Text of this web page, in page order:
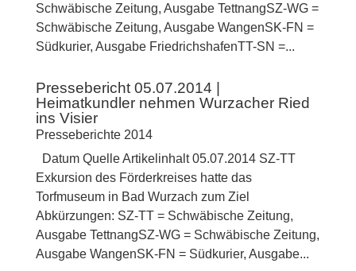
Schwäbische Zeitung, Ausgabe TettnangSZ-WG =
Schwäbische Zeitung, Ausgabe WangenSK-FN =
Südkurier, Ausgabe FriedrichshafenTT-SN =...
Pressebericht 05.07.2014 |
Heimatkundler nehmen Wurzacher Ried
ins Visier
Presseberichte 2014
Datum Quelle Artikelinhalt 05.07.2014 SZ-TT
Exkursion des Förderkreises hatte das
Torfmuseum in Bad Wurzach zum Ziel
Abkürzungen: SZ-TT = Schwäbische Zeitung,
Ausgabe TettnangSZ-WG = Schwäbische Zeitung,
Ausgabe WangenSK-FN = Südkurier, Ausgabe...